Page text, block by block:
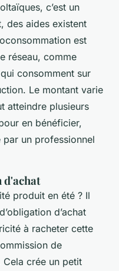
c’est un
des aides existent
est
réseau, comme
consomment sur
Le montant varie
atteindre plusieurs
en bénéficier,
par un professionnel
d'achat
produit en été ? Il
d’achat
à racheter cette
de
Cela crée un petit